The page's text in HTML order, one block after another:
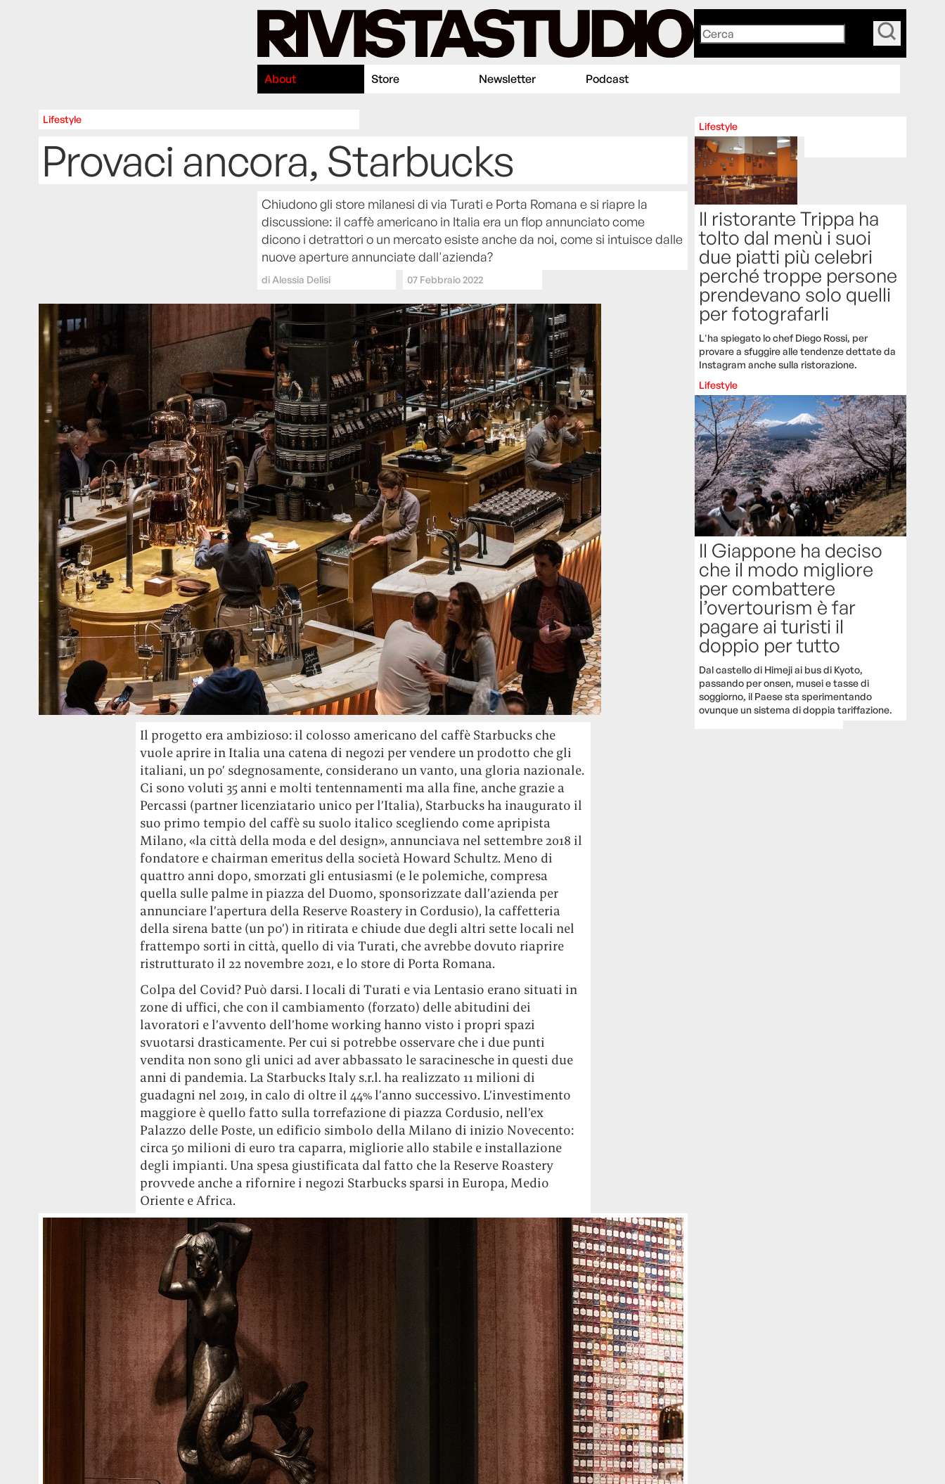
About Store Newsletter Podcast
Lifestyle
Provaci ancora, Starbucks
Chiudono gli store milanesi di via Turati e Porta Romana e si riapre la
discussione: il caffè americano in Italia era un flop annunciato come
dicono i detrattori o un mercato esiste anche da noi, come si intuisce dalle
nuove aperture annunciate dall'azienda?
di Alessia Delisi 07 Febbraio 2022
Il progetto era ambizioso: il colosso americano del caffè Starbucks che
vuole aprire in Italia una catena di negozi per vendere un prodotto che gli
italiani, un po’ sdegnosamente, considerano un vanto, una gloria nazionale.
Ci sono voluti 35 anni e molti tentennamenti ma alla fine, anche grazie a
Percassi (partner licenziatario unico per l’Italia), Starbucks ha inaugurato il
suo primo tempio del caffè su suolo italico scegliendo come apripista
Milano, «la città della moda e del design», annunciava nel settembre 2018 il
fondatore e chairman emeritus della società Howard Schultz. Meno di
quattro anni dopo, smorzati gli entusiasmi (e le polemiche, compresa
quella sulle palme in piazza del Duomo, sponsorizzate dall’azienda per
annunciare l’apertura della Reserve Roastery in Cordusio), la caffetteria
della sirena batte (un po’) in ritirata e chiude due degli altri sette locali nel
frattempo sorti in città, quello di via Turati, che avrebbe dovuto riaprire
ristrutturato il 22 novembre 2021, e lo store di Porta Romana.
Colpa del Covid? Può darsi. I locali di Turati e via Lentasio erano situati in
zone di uffici, che con il cambiamento (forzato) delle abitudini dei
lavoratori e l’avvento dell’home working hanno visto i propri spazi
svuotarsi drasticamente. Per cui si potrebbe osservare che i due punti
vendita non sono gli unici ad aver abbassato le saracinesche in questi due
anni di pandemia. La Starbucks Italy s.r.l. ha realizzato 11 milioni di
guadagni nel 2019, in calo di oltre il 44% l’anno successivo. L’investimento
maggiore è quello fatto sulla torrefazione di piazza Cordusio, nell’ex
Palazzo delle Poste, un edificio simbolo della Milano di inizio Novecento:
circa 50 milioni di euro tra caparra, migliorie allo stabile e installazione
degli impianti. Una spesa giustificata dal fatto che la Reserve Roastery
provvede anche a rifornire i negozi Starbucks sparsi in Europa, Medio
Oriente e Africa.
Lifestyle
Il ristorante Trippa ha
tolto dal menù i suoi
due piatti più celebri
perché troppe persone
prendevano solo quelli
per fotografarli
L'ha spiegato lo chef Diego Rossi, per
provare a sfuggire alle tendenze dettate da
Instagram anche sulla ristorazione.
Lifestyle
Il Giappone ha deciso
che il modo migliore
per combattere
l’overtourism è far
pagare ai turisti il
doppio per tutto
Dal castello di Himeji ai bus di Kyoto,
passando per onsen, musei e tasse di
soggiorno, il Paese sta sperimentando
ovunque un sistema di doppia tariffazione.